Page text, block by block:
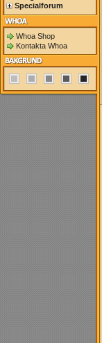
Specialforum
Whoa Shop
Kontakta Whoa